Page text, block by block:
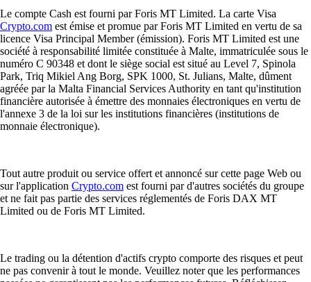
Le compte Cash est fourni par Foris MT Limited. La carte Visa
Crypto.com est émise et promue par Foris MT Limited en vertu de sa
licence Visa Principal Member (émission). Foris MT Limited est une
société à responsabilité limitée constituée à Malte, immatriculée sous le
numéro C 90348 et dont le siège social est situé au Level 7, Spinola
Park, Triq Mikiel Ang Borg, SPK 1000, St. Julians, Malte, dûment
agréée par la Malta Financial Services Authority en tant qu'institution
financière autorisée à émettre des monnaies électroniques en vertu de
l'annexe 3 de la loi sur les institutions financières (institutions de
monnaie électronique).
Tout autre produit ou service offert et annoncé sur cette page Web ou
sur l'application Crypto.com est fourni par d'autres sociétés du groupe
et ne fait pas partie des services réglementés de Foris DAX MT
Limited ou de Foris MT Limited.
Le trading ou la détention d'actifs crypto comporte des risques et peut
ne pas convenir à tout le monde. Veuillez noter que les performances